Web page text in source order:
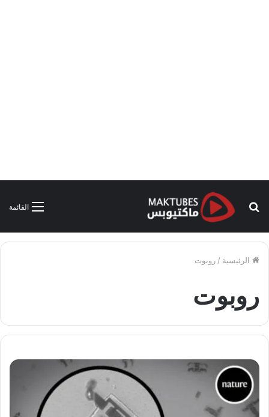
القائمة
بحث
الرئيسية / روبوت
روبوت